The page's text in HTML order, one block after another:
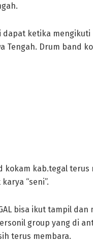
ketika
Tengah. Drum band
kab.tegal
“seni”.
bisa ikut tampil dan
group yang di
terus membara.